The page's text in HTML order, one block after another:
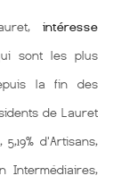
intéresse
sont les plus
la fin des
de Lauret
d'Artisans,
Intermédiaires,